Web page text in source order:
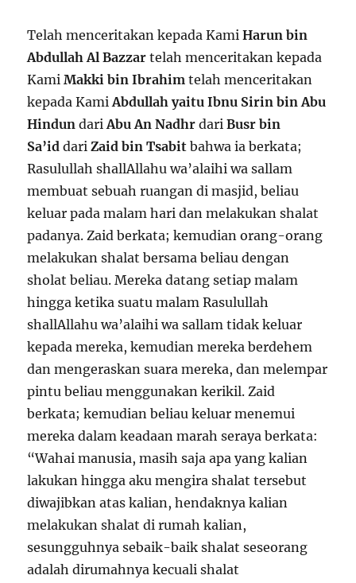
Telah menceritakan kepada KamiHarun bin
Abdullah Al Bazzar telah menceritakan kepada
KamiMakki bin Ibrahim telah menceritakan
kepada KamiAbdullah yaitu Ibnu Sirin bin Abu
Hindun dariAbu An Nadhr dariBusr bin
Sa’id dariZaid bin Tsabit bahwa ia berkata;
Rasulullah shallAllahu wa’alaihi wa sallam
membuat sebuah ruangan di masjid, beliau
keluar pada malam hari dan melakukan shalat
padanya. Zaid berkata; kemudian orang-orang
melakukan shalat bersama beliau dengan
sholat beliau. Mereka datang setiap malam
hingga ketika suatu malam Rasulullah
shallAllahu wa’alaihi wa sallam tidak keluar
kepada mereka, kemudian mereka berdehem
dan mengeraskan suara mereka, dan melempar
pintu beliau menggunakan kerikil. Zaid
berkata; kemudian beliau keluar menemui
mereka dalam keadaan marah seraya berkata:
“Wahai manusia, masih saja apa yang kalian
lakukan hingga aku mengira shalat tersebut
diwajibkan atas kalian, hendaknya kalian
melakukan shalat di rumah kalian,
sesungguhnya sebaik-baik shalat seseorang
adalah dirumahnya kecuali shalat